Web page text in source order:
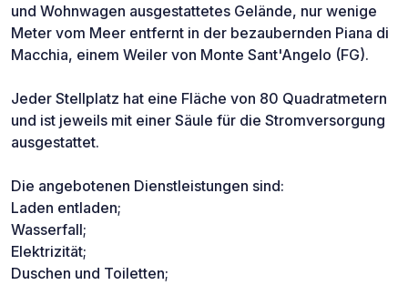
und Wohnwagen ausgestattetes Gelände, nur wenige
Meter vom Meer entfernt in der bezaubernden Piana di
Macchia, einem Weiler von Monte Sant'Angelo (FG).
Jeder Stellplatz hat eine Fläche von 80 Quadratmetern
und ist jeweils mit einer Säule für die Stromversorgung
ausgestattet.
Die angebotenen Dienstleistungen sind:
Laden entladen;
Wasserfall;
Elektrizität;
Duschen und Toiletten;